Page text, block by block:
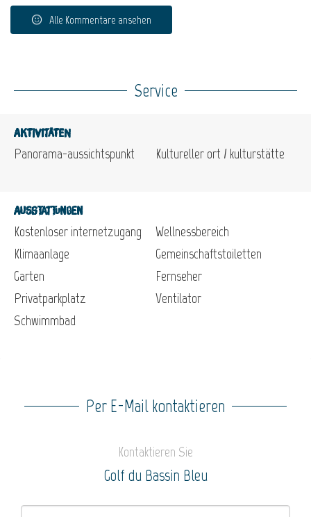
Alle Kommentare ansehen
Service
Aktivitäten
Panorama-aussichtspunkt Kultureller ort / kulturstätte
Ausstattungen
Kostenloser internetzugang
Klimaanlage
Garten
Privatparkplatz
Schwimmbad
Wellnessbereich
Gemeinschaftstoiletten
Fernseher
Ventilator
Per E-Mail kontaktieren
Kontaktieren Sie
Golf du Bassin Bleu